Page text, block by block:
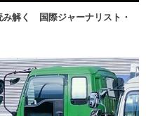
み解く 国際ジャーナリスト・